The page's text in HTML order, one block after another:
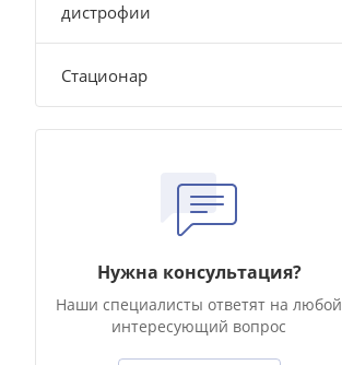
дистрофии
Стационар
Нужна консультация?
Наши специалисты ответят на любой
интересующий вопрос